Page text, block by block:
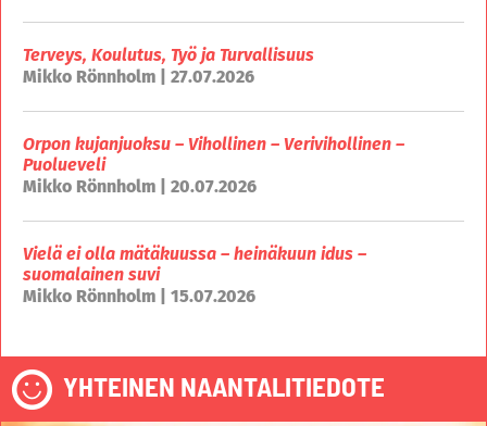
Terveys, Koulutus, Työ ja Turvallisuus
Mikko Rönnholm | 27.07.2026
Orpon kujanjuoksu – Vihollinen – Verivihollinen –
Puolueveli
Mikko Rönnholm | 20.07.2026
Vielä ei olla mätäkuussa – heinäkuun idus –
suomalainen suvi
Mikko Rönnholm | 15.07.2026
YHTEINEN NAANTALITIEDOTE